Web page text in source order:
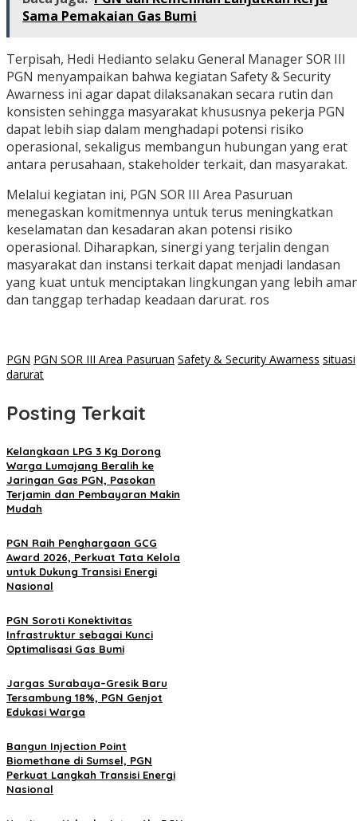
Sama Pemakaian Gas Bumi
Terpisah, Hedi Hedianto selaku General Manager SOR III
PGN menyampaikan bahwa kegiatan Safety & Security
Awarness ini agar dapat dilaksanakan secara rutin dan
konsisten sehingga masyarakat khususnya pekerja PGN
dapat lebih siap dalam menghadapi potensi risiko
operasional, sekaligus membangun hubungan yang erat
antara perusahaan, stakeholder terkait, dan masyarakat.
Melalui kegiatan ini, PGN SOR III Area Pasuruan
menegaskan komitmennya untuk terus meningkatkan
keselamatan dan kesadaran akan potensi risiko
operasional. Diharapkan, sinergi yang terjalin dengan
masyarakat dan instansi terkait dapat menjadi landasan
yang kuat untuk menciptakan lingkungan yang lebih
dan tanggap terhadap keadaan darurat. ros
PGN PGN SOR III Area Pasuruan Safety & Security Awarness situasi
darurat
Posting Terkait
Kelangkaan LPG 3 Kg Dorong
Warga Lumajang Beralih ke
Jaringan Gas PGN, Pasokan
Terjamin dan Pembayaran Makin
Mudah
PGN Raih Penghargaan GCG
Award 2026, Perkuat Tata Kelola
untuk Dukung Transisi Energi
Nasional
PGN Soroti Konektivitas
Infrastruktur sebagai Kunci
Optimalisasi Gas Bumi
Jargas Surabaya–Gresik Baru
Tersambung 18%, PGN Genjot
Edukasi Warga
Bangun Injection Point
Biomethane di Sumsel, PGN
Perkuat Langkah Transisi Energi
Nasional